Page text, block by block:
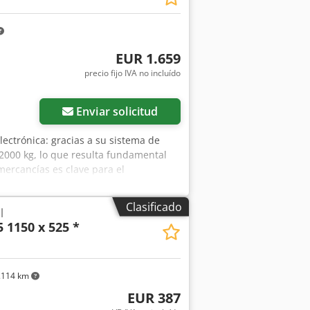
EUR 1.659
precio fijo IVA no incluído
Enviar solicitud
gracias a su sistema de
kg, lo que resulta fundamental
es clave para el
productos permiten optimizar los
y tecnología, este tipo de
más altos estándares de higiene y
inoxidable garantiza una excelente
de la transpaleta en diversas
elevadora con báscula se
La transpaleta es fácil de
Clasificado
km
1150 x 525 *
EUR 387